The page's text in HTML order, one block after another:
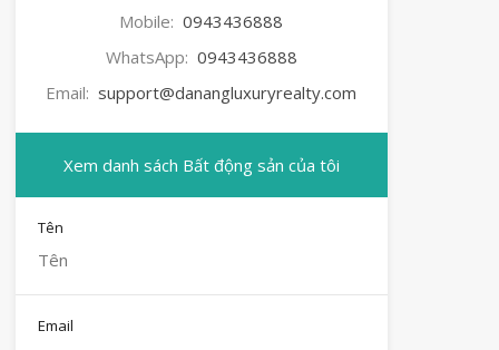
Mobile: 0943436888
WhatsApp: 0943436888
Email: support@danangluxuryrealty.com
Xem danh sách Bất động sản của tôi
Tên
Email